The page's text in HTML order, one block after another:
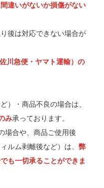
違いがないか損傷がない
後は対応できない場合が
川急便・ヤマト運輸）の
）・商品不良の場合は、
み承っております。
場合や、商品ご使用後
ルム剥離後など）は、 弊
も一切承ることができま